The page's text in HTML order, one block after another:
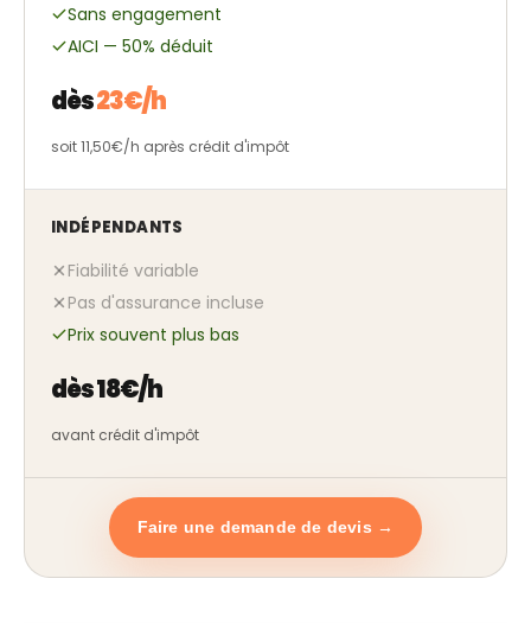
Sans engagement
AICI — 50% déduit
dès23€/h
soit 11,50€/h après crédit d'impôt
INDÉPENDANTS
Fiabilité variable
Pas d'assurance incluse
Prix souvent plus bas
dès 18€/h
avant crédit d'impôt
Faire une demande de devis →